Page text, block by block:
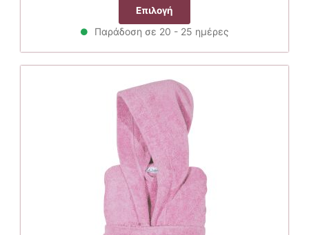
was:
29.90€.είναι:
23.92€.
Επιλογή
προϊόν
έχει
πολλαπλές
Οι
επιλογές
μπορούν
στη
σελίδα
του
προϊόντος
Παράδοση σε 20 - 25 ημέρες